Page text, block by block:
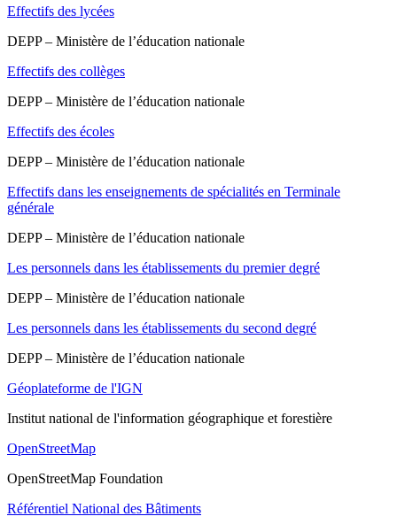
Effectifs des lycées
DEPP – Ministère de l’éducation nationale
Effectifs des collèges
DEPP – Ministère de l’éducation nationale
Effectifs des écoles
DEPP – Ministère de l’éducation nationale
Effectifs dans les enseignements de spécialités en Terminale
générale
DEPP – Ministère de l’éducation nationale
Les personnels dans les établissements du premier degré
DEPP – Ministère de l’éducation nationale
Les personnels dans les établissements du second degré
DEPP – Ministère de l’éducation nationale
Géoplateforme de l'IGN
Institut national de l'information géographique et forestière
OpenStreetMap
OpenStreetMap Foundation
Référentiel National des Bâtiments